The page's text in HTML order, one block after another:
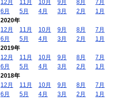
12月
11月 10月 9月 8月
7月
6月
5月 4月 3月 2月
1月
2020年
12月
11月 10月 9月 8月
7月
6月
5月 4月 3月 2月
1月
2019年
12月
11月 10月 9月 8月
7月
6月
5月 4月 3月 2月
1月
2018年
12月
11月 10月 9月 8月
7月
6月
5月 4月 3月 2月 1月